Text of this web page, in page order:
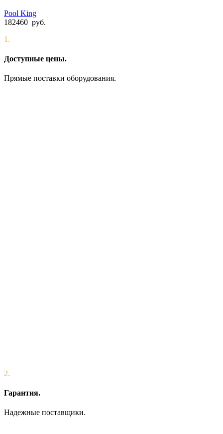
Pool King
182460 руб.
1.
Доступные цены.
Прямые поставки оборудования.
2.
Гарантия.
Надежные поставщики.